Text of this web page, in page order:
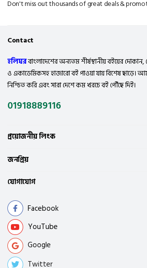
Don't miss out thousands of great deals &
Contact
হলিঘরবাংলাদেশের অন্যতম শীর্ষস্থানীয় বইয়ের
ও একাডেমিকসহ হাজারো বই পাওয়া যায় বিশেষ ছাড়ে।
নিশ্চিত করি এবং সারা দেশে কম খরচে বই পৌঁছে দিই।
01918889116
প্রয়োজনীয় লিংক
জনপ্রিয়
যোগাযোগ
Facebook
YouTube
Google
Twitter